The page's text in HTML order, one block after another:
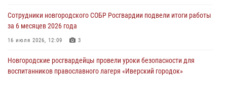
29 июля 2026, 12:54 1
Сотрудники новгородского СОБР Росгвардии подвели итоги работы
за 6 месяцев 2026 года
16 июля 2026, 12:09 3
Новгородские росгвардейцы провели уроки безопасности для
воспитанников православного лагеря «Иверский городок»